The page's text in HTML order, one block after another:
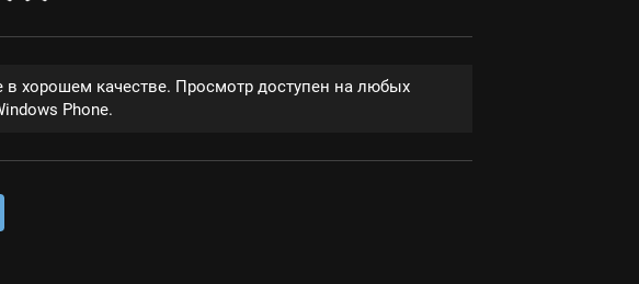
хорошем качестве. Просмотр доступен на любых
Phone.